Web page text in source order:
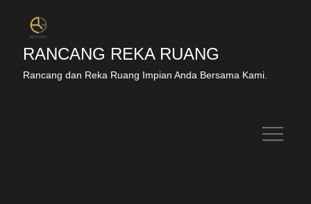
RANCANG REKA RUANG
Rancang dan Reka Ruang Impian Anda Bersama Kami.